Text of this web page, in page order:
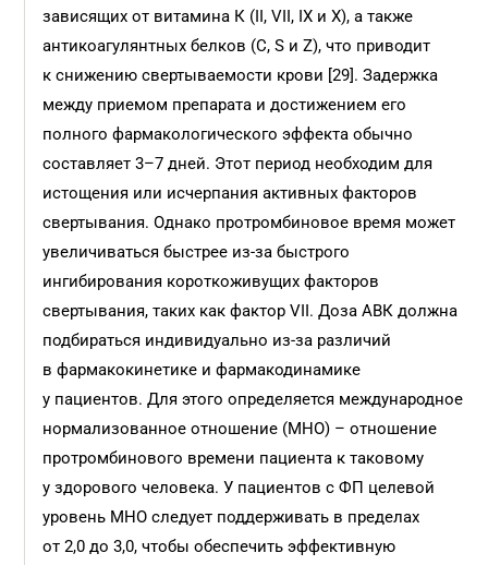
зависящих от витамина К (II, VII, IX и X), а также
антикоагулянтных белков (C, S и Z), что приводит
к снижению свертываемости крови [29]. Задержка
между приемом препарата и достижением его
полного фармакологического эффекта обычно
составляет 3–7 дней. Этот период необходим для
истощения или исчерпания активных факторов
свертывания. Однако протромбиновое время может
увеличиваться быстрее из-за быстрого
ингибирования короткоживущих факторов
свертывания, таких как фактор VII. Доза АВК должна
подбираться индивидуально из-за различий
в фармакокинетике и фармакодинамике
у пациентов. Для этого определяется международное
нормализованное отношение (МНО) – отношение
протромбинового времени пациента к таковому
у здорового человека. У пациентов с ФП целевой
уровень МНО следует поддерживать в пределах
от 2,0 до 3,0, чтобы обеспечить эффективную